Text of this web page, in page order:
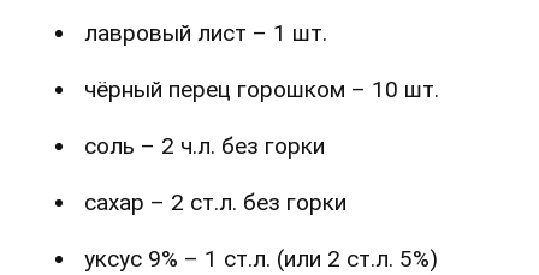
лавровый лист – 1 шт.
чёрный перец горошком – 10 шт.
соль – 2 ч.л. без горки
сахар – 2 ст.л. без горки
уксус 9% – 1 ст.л. (или 2 ст.л. 5%)